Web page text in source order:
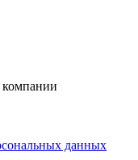
компании
данных